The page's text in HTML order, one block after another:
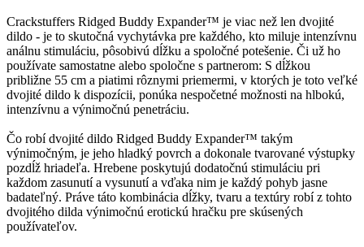
Crackstuffers Ridged Buddy Expander™ je viac než len dvojité
dildo - je to skutočná vychytávka pre každého, kto miluje intenzívnu
análnu stimuláciu, pôsobivú dĺžku a spoločné potešenie. Či už ho
používate samostatne alebo spoločne s partnerom: S dĺžkou
približne 55 cm a piatimi rôznymi priemermi, v ktorých je toto veľké
dvojité dildo k dispozícii, ponúka nespočetné možnosti na hlbokú,
intenzívnu a výnimočnú penetráciu.
Čo robí dvojité dildo Ridged Buddy Expander™ takým
výnimočným, je jeho hladký povrch a dokonale tvarované výstupky
pozdĺž hriadeľa. Hrebene poskytujú dodatočnú stimuláciu pri
každom zasunutí a vysunutí a vďaka nim je každý pohyb jasne
badateľný. Práve táto kombinácia dĺžky, tvaru a textúry robí z tohto
dvojitého dilda výnimočnú erotickú hračku pre skúsených
používateľov.